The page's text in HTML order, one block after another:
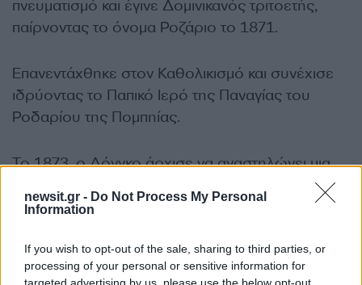
newsit.gr - Do Not Process My Personal
Information
If you wish to opt-out of the sale, sharing to third parties, or
processing of your personal or sensitive information for
πνευματισμό και έγινε Δομινικανός τριτοετής,
παίρνοντας το όνομα Ροζάριο το 1871.
Επανεντάχθηκε στον Καθολικισμό και συνέχισε
ιδρύοντας το Παπικό Ιερό της Παναγίας του
Ροδαρίου της Πομπηίας.
Το 1873, ο Λόνγκο άρχισε να αναστηλώνει μια
ερειπωμένη εκκλησία και χρηματοδότησε ένα
φεστιβάλ προς τιμήν της Παναγίας του
θαύματα και ο Λόνγκο προώθησε το ροζάριο
μέχρι τον θάνατό του σε ηλικία 85 ετών το 1926.